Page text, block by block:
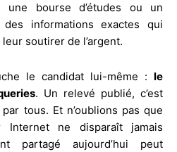
une bourse d’études ou un
informations exactes qui
soutirer de l’argent.
le candidat lui-même : le
. Un relevé publié, c’est
tous. Et n’oublions pas que
ne disparaît jamais
partagé aujourd’hui peut